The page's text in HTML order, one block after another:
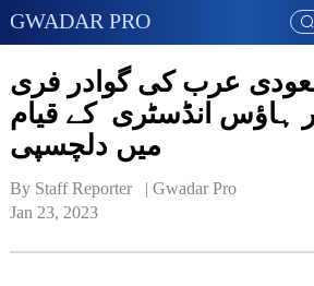
GWADAR PRO
عرب کی گوادر فری
ہاؤس انڈسٹری کے قیام
میں دلچسپی
By Staff Reporter   | Gwadar Pro
Jan 23, 2023